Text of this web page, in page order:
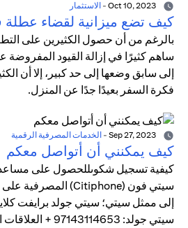
- الاستثمار
كيف تضع ميزانية لقضاء عطلة
ساهم كثيرًا في إزالة القيود المفروضة
إلى سابق وضعها إلى حد كبير، إلا أن
فكرة السفر بعيدًا جدًا عن المنزل.
- الخدمات المصرفية الرقمية
كيف يمكنني أن أتواصل معكم
كيفية تسجيل شكوىللحصول على
سيتي جولد: